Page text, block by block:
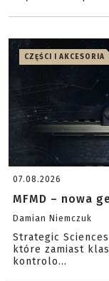
CZĘŚCI I AKCESORIA
07.08.2026
MFMD – nowa
Damian Niemczuk
Strategic
które zamiast
kontrolo...